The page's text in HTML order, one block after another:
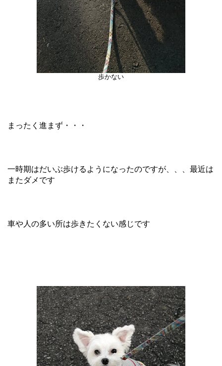
歩かない
まったく進まず・・・
一時期はだいぶ歩けるようになったのですが、、、最近は
またダメです
車や人の多い所は歩きたくない感じです